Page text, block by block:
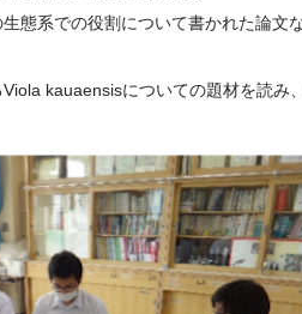
態系での役割について書かれた論文
Viola kauaensisについての題材を読み